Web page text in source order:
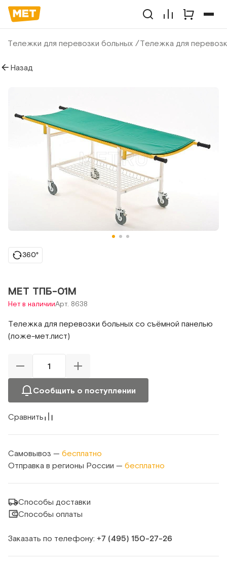
Тележки для перевозки больных Тележка для
Назад
360°
МЕТ ТПБ-01М
Нет в наличииАрт. 8638
Тележка для перевозки больных со съёмной панелью
(ложе-мет.лист)
Сообщить о поступлении
Сравнить
Самовывоз — бесплатно
Отправка в регионы России — бесплатно
Способы доставки
Способы оплаты
Заказать по телефону: +7 (495) 150‑27‑26